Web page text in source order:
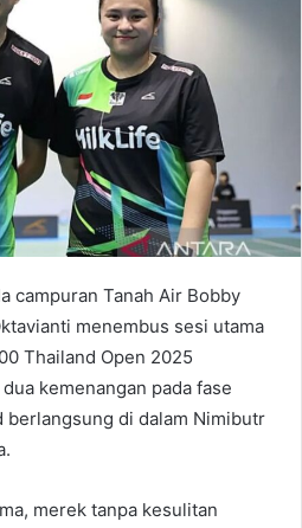
campuran Tanah Air Bobby
menembus sesi utama
Thailand Open 2025
kemenangan pada fase
berlangsung di dalam Nimibutr
merek tanpa kesulitan